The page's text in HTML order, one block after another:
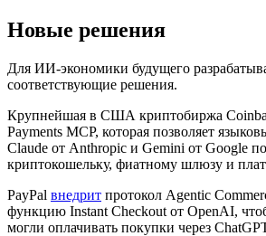
Новые решения
Для ИИ-экономики будущего
соответствующие решения.
Крупнейшая в США криптобиржа
Payments MCP, которая позволяет
Claude от Anthropic и Gemini от Google
криптокошельку, фиатному шлюзу и
PayPal внедрит протокол Agentic
функцию Instant Checkout от OpenAI,
могли оплачивать покупки через